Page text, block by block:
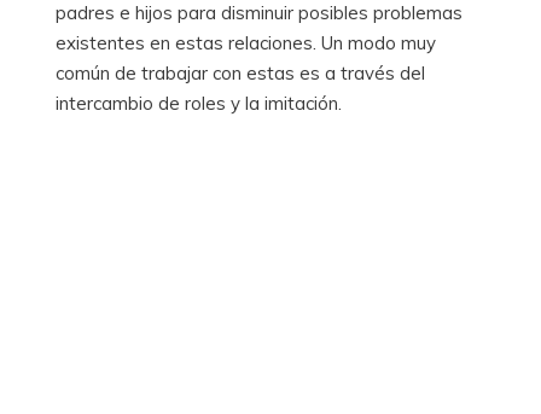
padres e hijos para disminuir posibles problemas
existentes en estas relaciones. Un modo muy
común de trabajar con estas es a través del
intercambio de roles y la imitación.